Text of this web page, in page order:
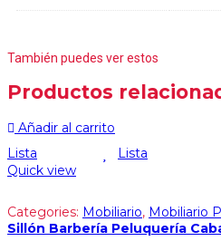
También puedes ver estos
Productos
Añadir al carrito
Lista
Lista
Quick view
Categories: Mobiliario, Mobiliario
Sillón Barbería Peluquería